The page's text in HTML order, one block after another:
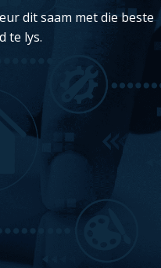
dit saam met die beste
te lys.